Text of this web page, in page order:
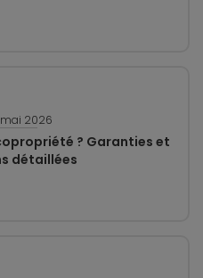
mai 2026
? Garanties et
détaillées